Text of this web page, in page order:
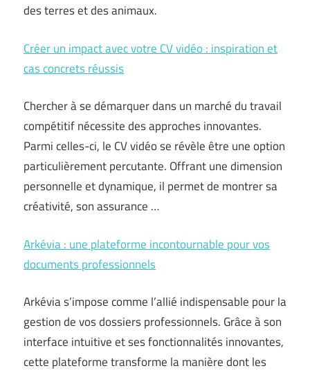
des terres et des animaux.
Créer un impact avec votre CV vidéo : inspiration et
cas concrets réussis
Chercher à se démarquer dans un marché du travail
compétitif nécessite des approches innovantes.
Parmi celles-ci, le CV vidéo se révèle être une option
particulièrement percutante. Offrant une dimension
personnelle et dynamique, il permet de montrer sa
créativité, son assurance …
Arkévia : une plateforme incontournable pour vos
documents professionnels
Arkévia s’impose comme l’allié indispensable pour la
gestion de vos dossiers professionnels. Grâce à son
interface intuitive et ses fonctionnalités innovantes,
cette plateforme transforme la manière dont les